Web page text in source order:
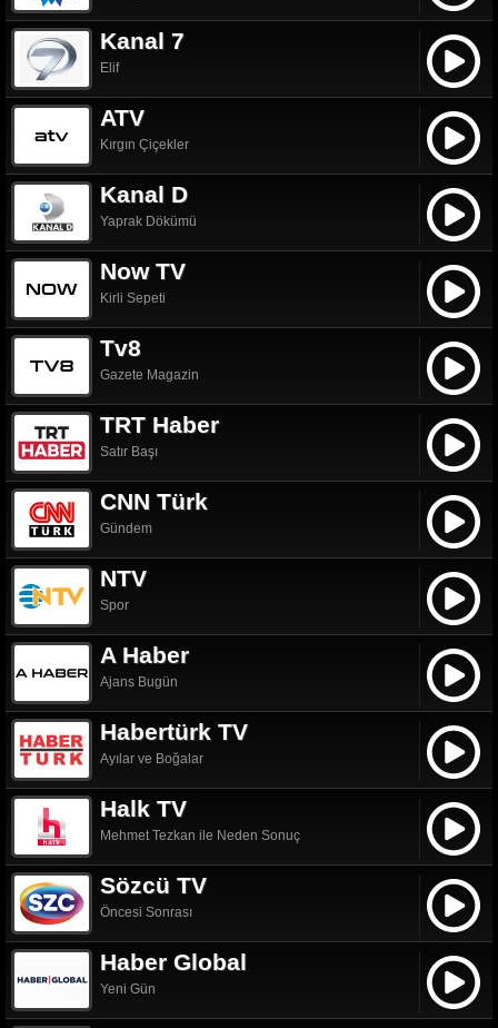
Kanal 7
Elif
ATV
Kırgın Çiçekler
Kanal D
Yaprak Dökümü
Now TV
Kirli Sepeti
Tv8
Gazete Magazin
TRT Haber
Satır Başı
CNN Türk
Gündem
NTV
Spor
A Haber
Ajans Bugün
Habertürk TV
Ayılar ve Boğalar
Halk TV
Mehmet Tezkan ile Neden Sonuç
Sözcü TV
Öncesi Sonrası
Haber Global
Yeni Gün